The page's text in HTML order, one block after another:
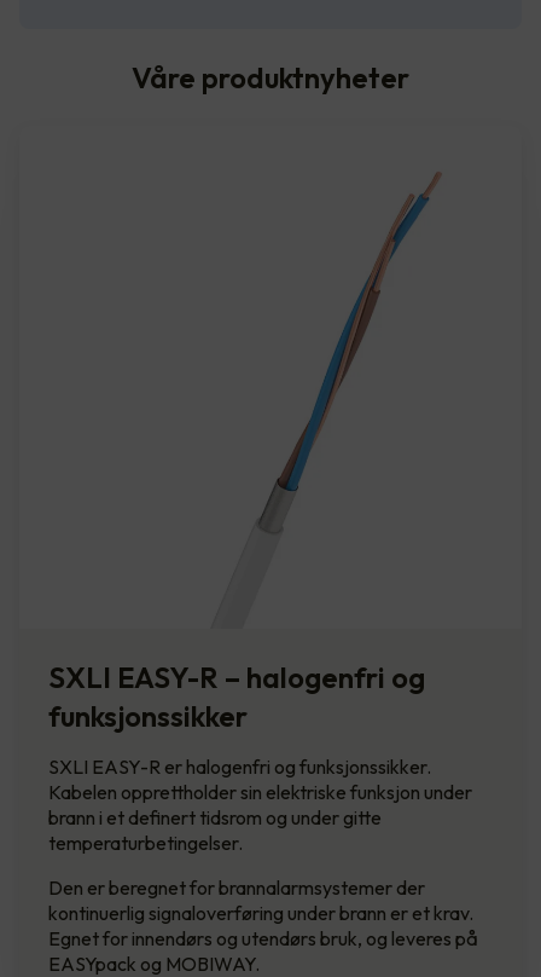
Våre produktnyheter
SXLI EASY-R – halogenfri og
funksjonssikker
SXLI EASY-R er halogenfri og funksjonssikker.
Kabelen opprettholder sin elektriske funksjon under
brann i et definert tidsrom og under gitte
temperaturbetingelser.
Den er beregnet for brannalarmsystemer der
kontinuerlig signaloverføring under brann er et krav.
Egnet for innendørs og utendørs bruk, og leveres på
EASYpack og MOBIWAY.